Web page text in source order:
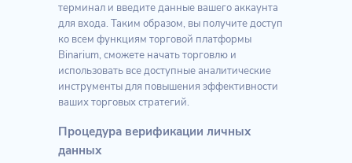
терминал и введите данные вашего аккаунта
для входа. Таким образом, вы получите доступ
ко всем функциям торговой платформы
Binarium, сможете начать торговлю и
использовать все доступные аналитические
инструменты для повышения эффективности
ваших торговых стратегий.
Процедура верификации личных
данных